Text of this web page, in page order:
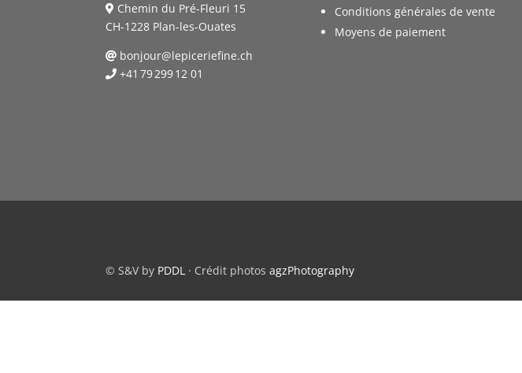
Chemin du Pré-Fleuri 15
CH-1228 Plan-les-Ouates
bonjour@lepiceriefine.ch
+41 79 299 12 01
Conditions générales de vente
Moyens de paiement
© S&V by PDDL · Crédit photosagzPhotography